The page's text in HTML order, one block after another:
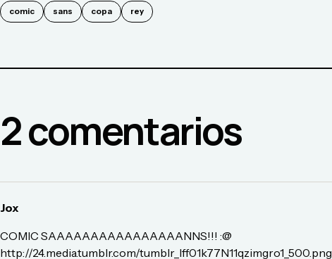
comic sans copa rey
2comentarios
Jox
COMIC SAAAAAAAAAAAAAAAANNS!!! :@
http://24.media.tumblr.com/tumblr_lff01k77N11qzimgro1_500.png